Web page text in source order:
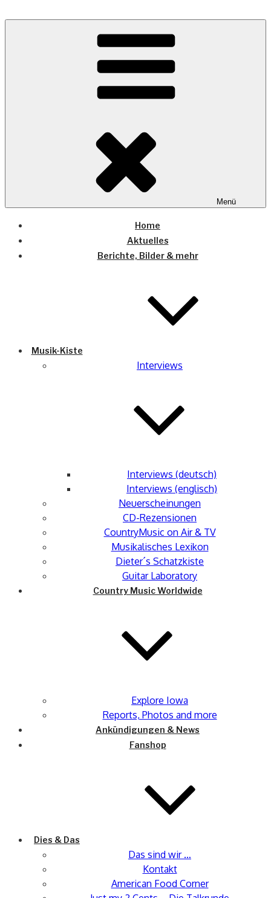
COUNTRYHOME
Wo die (Country-) Musik Zuhause ist
Menü
Home
Aktuelles
Berichte, Bilder & mehr
Musik-Kiste
Interviews
Interviews (deutsch)
Interviews (englisch)
Neuerscheinungen
CD-Rezensionen
CountryMusic on Air & TV
Musikalisches Lexikon
Dieter´s Schatzkiste
Guitar Laboratory
Country Music Worldwide
Explore Iowa
Reports, Photos and more
Ankündigungen & News
Fanshop
Dies & Das
Das sind wir …
Kontakt
American Food Corner